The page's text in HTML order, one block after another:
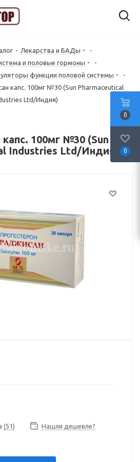
- Лекарства и БАДы
-
и половые гормоны
-
функции половой системы
-
капс. 100мг №30 (Sun Pharmaceutical
Ltd/Индия)
100мг №30 (Sun
Industries Ltd/Индия)
(51) Нашли дешевле?
0
0